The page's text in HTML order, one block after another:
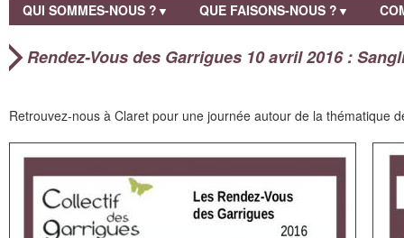
QUI SOMMES-NOUS ? ▼ QUE FAISONS-NOUS ? ▼
Rendez-Vous des Garrigues 10 avril 2016 :
Retrouvez-nous à Claret pour une journée autour de la thématique